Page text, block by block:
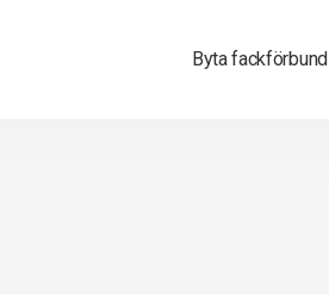
Byta fackförbund